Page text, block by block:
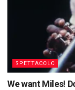
SPETTACOLO
We want Miles!